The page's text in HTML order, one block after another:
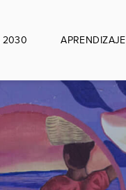
2030 APRENDIZAJE